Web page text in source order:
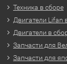
Техника в сборе
Двигатели Lifan
Двигатели в
Запчасти для
Запчасти для